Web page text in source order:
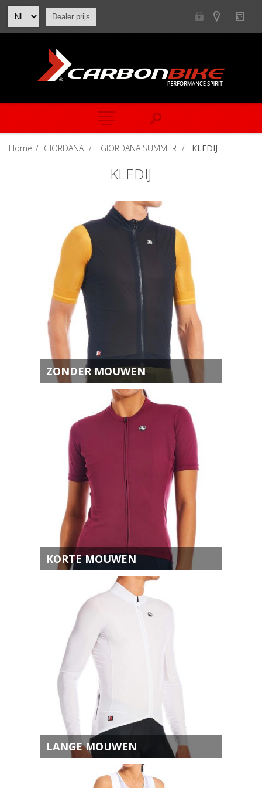
Dealer prijs
Home / GIORDANA / GIORDANA SUMMER / KLEDIJ
KLEDIJ
ZONDER MOUWEN
KORTE MOUWEN
LANGE MOUWEN